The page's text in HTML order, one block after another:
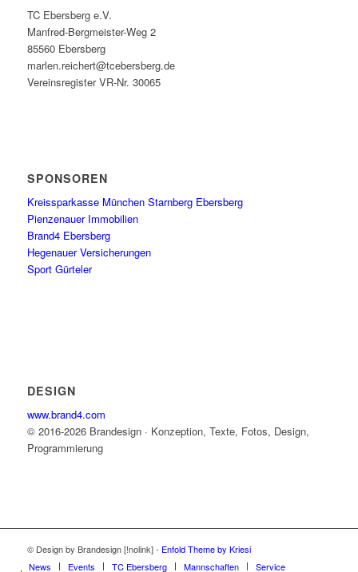
TC Ebersberg e.V.
Manfred-Bergmeister-Weg 2
85560 Ebersberg
marlen.reichert@tcebersberg.de
Vereinsregister VR-Nr. 30065
SPONSOREN
Kreissparkasse München Starnberg Ebersberg
Pienzenauer Immobilien
Brand4 Ebersberg
Hegenauer Versicherungen
Sport Gürteler
DESIGN
www.brand4.com
© 2016-2026 Brandesign · Konzeption, Texte, Fotos, Design,
Programmierung
© Design by Brandesign [!nolink] - Enfold Theme by Kriesi
News
Events TC Ebersberg Mannschaften Service